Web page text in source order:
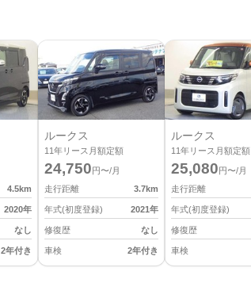
4.5km
2020年
なし
2年付き
ルークス
11年リース月額定額
24,750 円〜/月
走行距離
3.7km
年式(初度登録) 2021年
修復歴 なし
車検 2年付き
ルークス
11年リース月額定額
25,080 円〜/月
走行距離
年式(初度登録)
修復歴
車検